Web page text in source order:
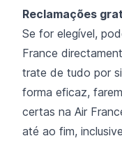
Reclamações
Se for elegível,
France
trate de tudo por
forma eficaz,
certas na Air
até ao fim,